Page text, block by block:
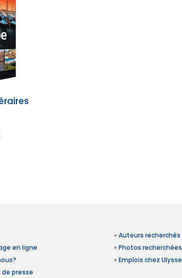
en ligne
presse
» Auteurs recherchés
» Photos recherchées
» Emplois chez Ulysse